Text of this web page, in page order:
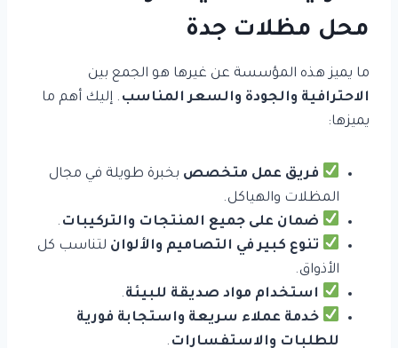
محل مظلات جدة
ما يميز هذه المؤسسة عن غيرها هو الجمع بين
الاحترافية والجودة والسعر المناسب . إليك أهم ما
يميزها:
فريق عمل متخصص بخبرة طويلة في مجال
المظلات والهياكل.
ضمان على جميع المنتجات والتركيبات .
تنوع كبير في التصاميم والألوان لتناسب كل
الأذواق.
استخدام مواد صديقة للبيئة.
خدمة عملاء سريعة واستجابة فورية
للطلبات والاستفسارات .